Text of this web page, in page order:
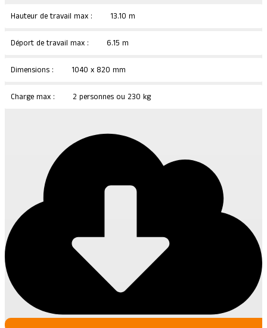
Hauteur de travail max : 13.10 m
Déport de travail max : 6.15 m
Dimensions : 1040 x 820 mm
Charge max : 2 personnes ou 230 kg